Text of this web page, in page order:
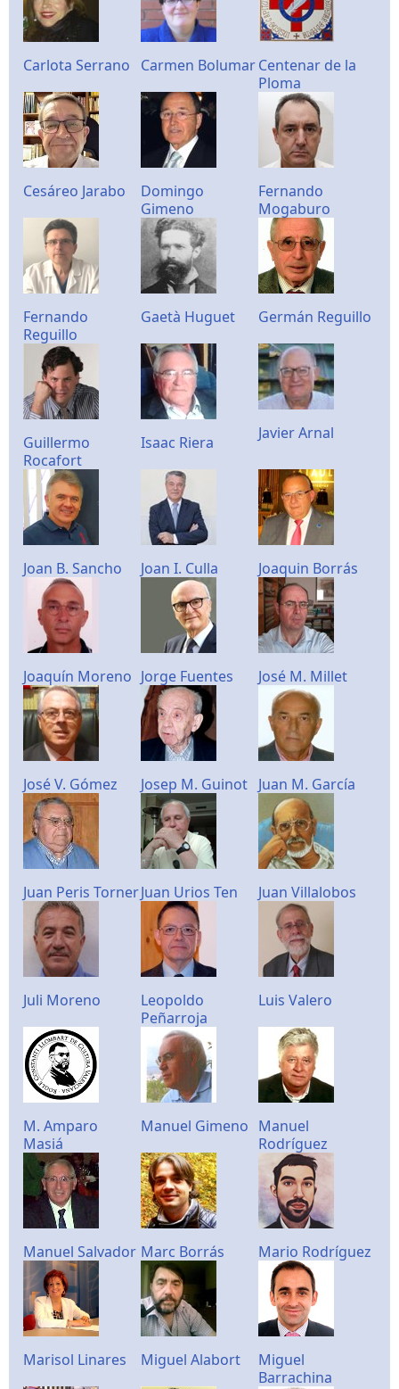
Carlota Serrano Carmen BolumarCentenar de la
Ploma
Cesáreo Jarabo
Domingo
Gimeno
Fernando
Mogaburo
Fernando
Reguillo
Gaetà Huguet Germán Reguillo
Guillermo
Rocafort
Isaac Riera Javier Arnal
Joan B. Sancho Joan I. Culla Joaquin Borrás
Joaquín Moreno Jorge Fuentes José M. Millet
José V. Gómez Josep M. Guinot Juan M. García
Juan Peris TornerJuan Urios Ten Juan Villalobos
Juli Moreno
Leopoldo
Peñarroja
Luis Valero
M. Amparo
Masiá
Manuel Gimeno Manuel
Rodríguez
Manuel Salvador Marc Borrás Mario Rodríguez
Marisol Linares Miguel Alabort
Miguel
Barrachina